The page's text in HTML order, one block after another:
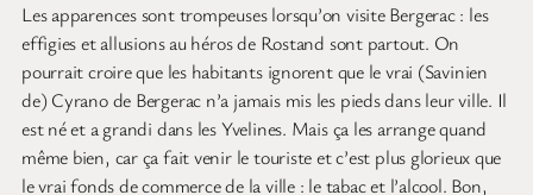
Les apparences sont trompeuses lorsqu’on visite Bergerac : les
effigies et allusions au héros de Rostand sont partout. On
pourrait croire que les habitants ignorent que le vrai (Savinien
de) Cyrano de Bergerac n’a jamais mis les pieds dans leur ville. Il
est né et a grandi dans les Yvelines. Mais ça les arrange quand
même bien, car ça fait venir le touriste et c’est plus glorieux que
le vrai fonds de commerce de la ville : le tabac et l’alcool. Bon,